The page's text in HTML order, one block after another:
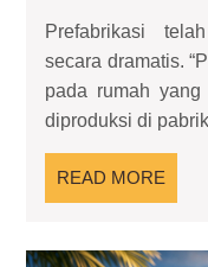
Prefabrikasi
secara dramatis.
pada rumah
diproduksi di
READ MORE
MORE